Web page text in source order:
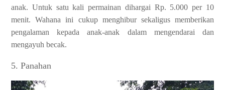
anak. Untuk satu kali permainan dihargai Rp. 5.000 per 10
menit. Wahana ini cukup menghibur sekaligus memberikan
pengalaman kepada anak-anak dalam mengendarai dan
mengayuh becak.
5. Panahan